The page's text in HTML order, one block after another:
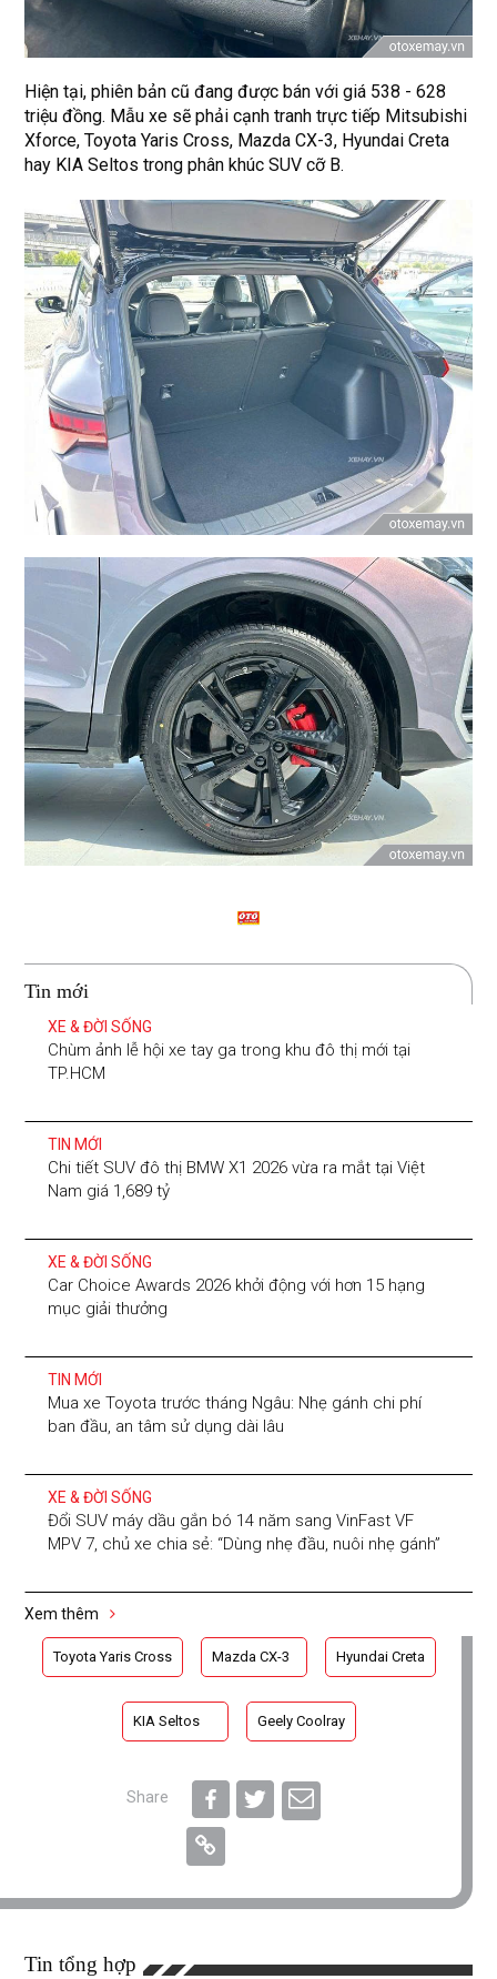
Hiện tại, phiên bản cũ đang được bán với giá 538 - 628
triệu đồng. Mẫu xe sẽ phải cạnh tranh trực tiếp Mitsubishi
Xforce, Toyota Yaris Cross, Mazda CX-3, Hyundai Creta
hay KIA Seltos trong phân khúc SUV cỡ B.
Tin mới
XE & ĐỜI SỐNG
Chùm ảnh lễ hội xe tay ga trong khu đô thị mới tại
TP.HCM
TIN MỚI
Chi tiết SUV đô thị BMW X1 2026 vừa ra mắt tại Việt
Nam giá 1,689 tỷ
XE & ĐỜI SỐNG
Car Choice Awards 2026 khởi động với hơn 15 hạng
mục giải thưởng
TIN MỚI
Mua xe Toyota trước tháng Ngâu: Nhẹ gánh chi phí
ban đầu, an tâm sử dụng dài lâu
XE & ĐỜI SỐNG
Đổi SUV máy dầu gắn bó 14 năm sang VinFast VF
MPV 7, chủ xe chia sẻ: “Dùng nhẹ đầu, nuôi nhẹ gánh”
Xem thêm
Toyota Yaris Cross Mazda CX-3 Hyundai Creta
KIA Seltos Geely Coolray
Share
Tin tổng hợp